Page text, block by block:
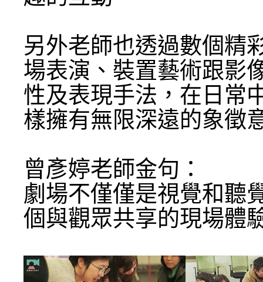
另外老師也透過數個精
場表演、裝置藝術跟影
性及表現手法，在日常
樣擁有無限深遠的象徵
曾彥婷老師金句：
劇場不僅僅是視覺和聽
個與觀眾共享的現場體